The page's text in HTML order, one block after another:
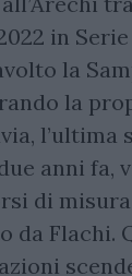
in
la
la
l’ultima
anni fa,
di misura
da Flachi.